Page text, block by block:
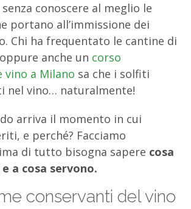
conoscere al meglio le
portano all’immissione dei
Chi ha frequentato le cantine di
anche un corso
vino a Milano sa che i solfiti
nel vino… naturalmente!
arriva il momento in cui
e perché? Facciamo
di tutto bisogna sapere cosa
a cosa servono.
conservanti del vino